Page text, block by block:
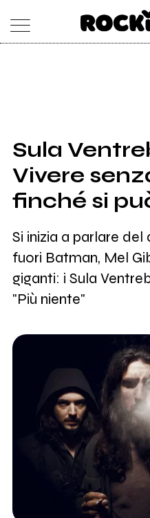
SHOP
RADIO
Sula
Vivere
finché si
Si inizia a parlare
fuori Batman, Mel
giganti: i Sula
"Più niente"